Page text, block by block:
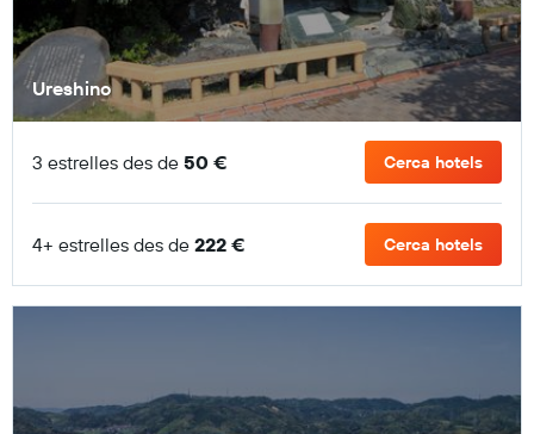
Ureshino
3 estrelles des de 50 € Cerca hotels
4+ estrelles des de 222 € Cerca hotels